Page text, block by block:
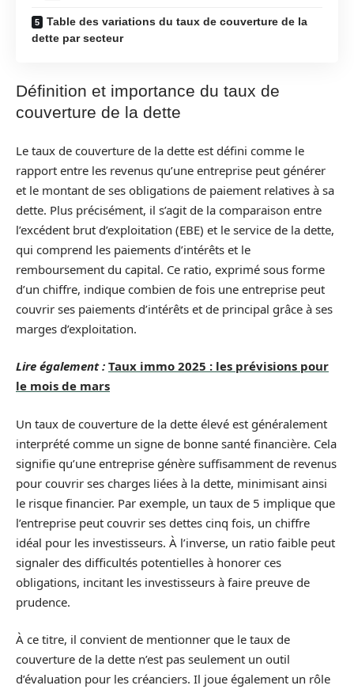
Table des variations du taux de couverture de la
dette par secteur
Définition et importance du taux de
couverture de la dette
Le taux de couverture de la dette est défini comme le
rapport entre les revenus qu’une entreprise peut générer
et le montant de ses obligations de paiement relatives à sa
dette. Plus précisément, il s’agit de la comparaison entre
l’excédent brut d’exploitation (EBE) et le service de la dette,
qui comprend les paiements d’intérêts et le
remboursement du capital. Ce ratio, exprimé sous forme
d’un chiffre, indique combien de fois une entreprise peut
couvrir ses paiements d’intérêts et de principal grâce à ses
marges d’exploitation.
Lire également : Taux immo 2025 : les prévisions pour
le mois de mars
Un taux de couverture de la dette élevé est généralement
interprété comme un signe de bonne santé financière. Cela
signifie qu’une entreprise génère suffisamment de revenus
pour couvrir ses charges liées à la dette, minimisant ainsi
le risque financier. Par exemple, un taux de 5 implique que
l’entreprise peut couvrir ses dettes cinq fois, un chiffre
idéal pour les investisseurs. À l’inverse, un ratio faible peut
signaler des difficultés potentielles à honorer ces
obligations, incitant les investisseurs à faire preuve de
prudence.
À ce titre, il convient de mentionner que le taux de
couverture de la dette n’est pas seulement un outil
d’évaluation pour les créanciers. Il joue également un rôle